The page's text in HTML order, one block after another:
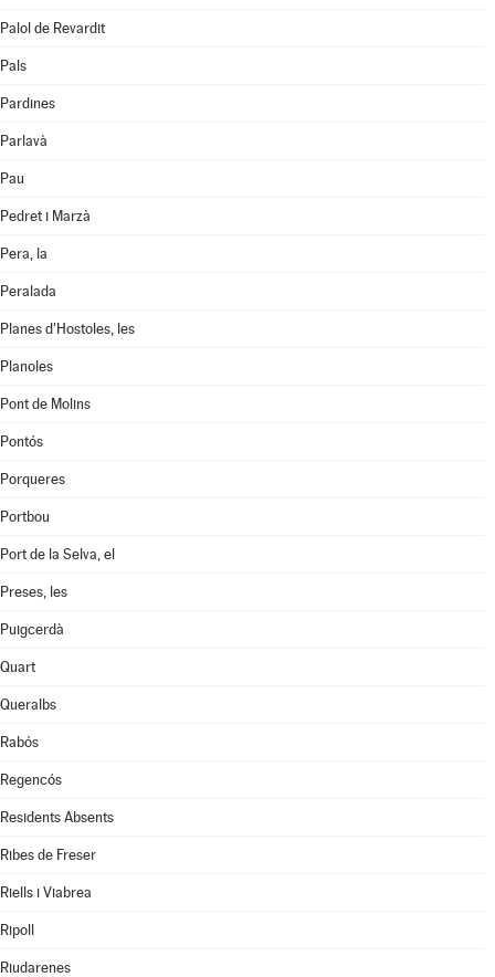
Palol de Revardit
Pals
Pardines
Parlavà
Pau
Pedret i Marzà
Pera, la
Peralada
Planes d'Hostoles, les
Planoles
Pont de Molins
Pontós
Porqueres
Portbou
Port de la Selva, el
Preses, les
Puigcerdà
Quart
Queralbs
Rabós
Regencós
Residents Absents
Ribes de Freser
Riells i Viabrea
Ripoll
Riudarenes